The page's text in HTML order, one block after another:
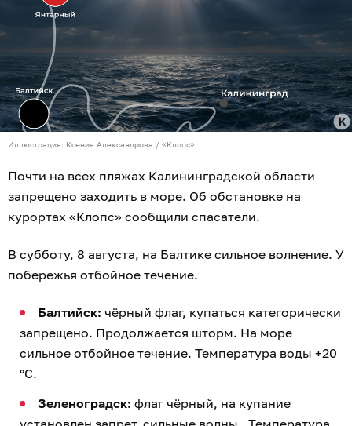
Иллюстрация: Ксения Александрова / «Клопс»
Почти на всех пляжах Калининградской области
запрещено заходить в море. Об обстановке на
курортах «Клопс» сообщили спасатели.
В субботу, 8 августа, на Балтике сильное волнение. У
побережья отбойное течение.
Балтийск: чёрный флаг, купаться категорически
запрещено. Продолжается шторм. На море
сильное отбойное течение. Температура воды +20
°C.
Зеленоградск: флаг чёрный, на купание